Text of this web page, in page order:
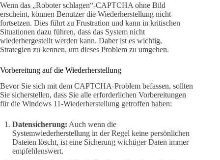
Wenn das „Roboter schlagen“-CAPTCHA ohne Bild
erscheint, können Benutzer die Wiederherstellung nicht
fortsetzen. Dies führt zu Frustration und kann in kritischen
Situationen dazu führen, dass das System nicht
wiederhergestellt werden kann. Daher ist es wichtig,
Strategien zu kennen, um dieses Problem zu umgehen.
Vorbereitung auf die Wiederherstellung
Bevor Sie sich mit dem CAPTCHA-Problem befassen, sollten
Sie sicherstellen, dass Sie alle erforderlichen Vorbereitungen
für die Windows 11-Wiederherstellung getroffen haben:
Datensicherung: Auch wenn die
Systemwiederherstellung in der Regel keine persönlichen
Dateien löscht, ist eine Sicherung wichtiger Daten immer
empfehlenswert.